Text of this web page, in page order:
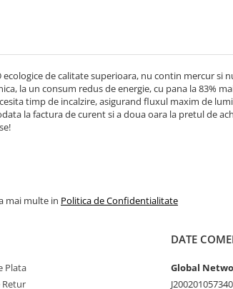
ecologice de calitate superioara, nu contin mercur
la un consum redus de energie, cu pana la 83%
timp de incalzire, asigurand fluxul maxim de
la factura de curent si a doua oara la pretul de
mai multe in Politica de Confidentialitate
Plata
Retur
DATE
Global